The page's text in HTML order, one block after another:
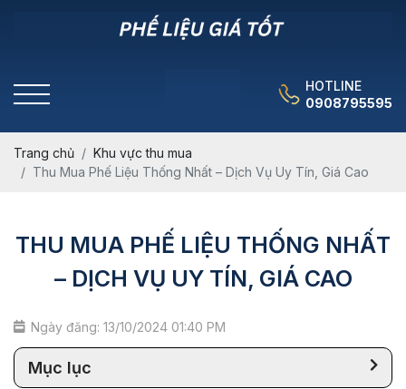
HOTLINE
0908795595
Trang chủ
Khu vực thu mua
Thu Mua Phế Liệu Thống Nhất – Dịch Vụ Uy Tín, Giá Cao
THU MUA PHẾ LIỆU THỐNG NHẤT
– DỊCH VỤ UY TÍN, GIÁ CAO
Ngày đăng: 13/10/2024 01:40 PM
Mục lục